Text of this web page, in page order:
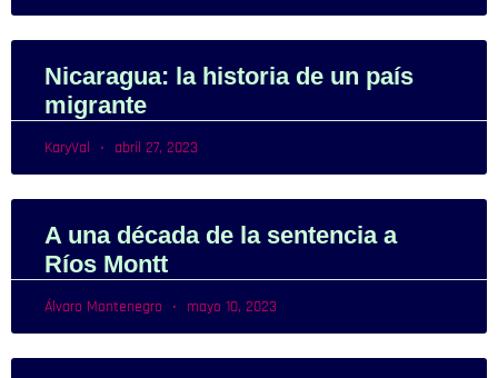
Nicaragua: la historia de un país
migrante
KaryVal abril 27, 2023
A una década de la sentencia a
Ríos Montt
Álvaro Montenegro mayo 10, 2023